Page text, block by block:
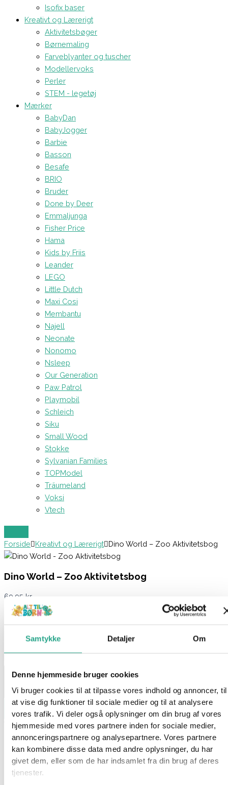
Samtykke Detaljer Om
Denne hjemmeside bruger cookies
Vi bruger cookies til at tilpasse vores indhold og annoncer, til
at vise dig funktioner til sociale medier og til at analysere
vores trafik. Vi deler også oplysninger om din brug af vores
hjemmeside med vores partnere inden for sociale medier,
annonceringspartnere og analysepartnere. Vores partnere
kan kombinere disse data med andre oplysninger, du har
givet dem, eller som de har indsamlet fra din brug af deres
tjenester.
Isofix baser
Kreativt og Lærerigt
Aktivitetsbøger
Børnemaling
Farveblyanter og tuscher
Modellervoks
Perler
STEM - legetøj
Mærker
BabyDan
BabyJogger
Barbie
Basson
Besafe
BRIO
Bruder
Done by Deer
Emmaljunga
Fisher Price
Hama
Kids by Friis
Leander
LEGO
Little Dutch
Maxi Cosi
Membantu
Najell
Neonate
Nonomo
Nsleep
Our Generation
Paw Patrol
Playmobil
Schleich
Siku
Small Wood
Stokke
Sylvanian Families
TOPModel
Träumeland
Voksi
Vtech
Forside Kreativt og Lærerigt Dino World – Zoo Aktivitetsbog
Dino World – Zoo Aktivitetsbog
69,95 kr.
På lager 1-3 hverdages levering
På lager: På lager
Læg i kurv
Varenummer98164 - CopyKategori Kreativt og Lærerigt
Beskrivelse
Spørg om produktet
Giv dit barn mulighed for at skabe sin egen forhistoriske verden